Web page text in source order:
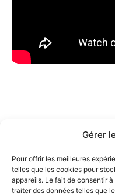
Gérer
Pour offrir les meilleures
telles que les cookies pour
appareils. Le fait de consentir
traiter des données telles que
Laisser un
Vous devezvous